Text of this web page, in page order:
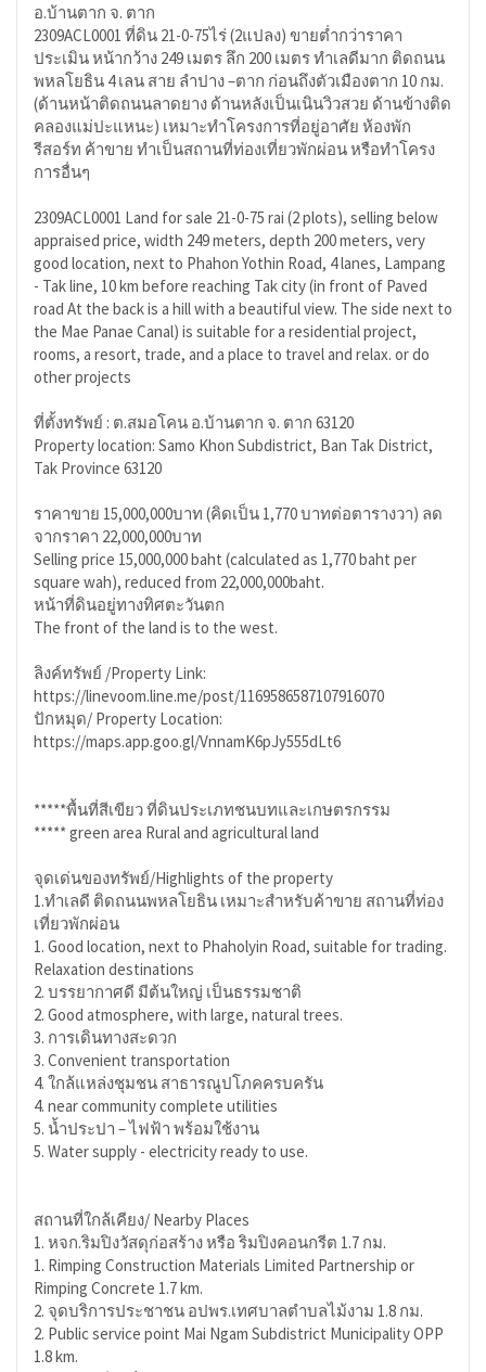
อ.บ้านตาก จ. ตาก
2309ACL0001 ที่ดิน 21-0-75ไร่ (2แปลง) ขายต่ำกว่าราคา
ประเมิน หน้ากว้าง 249 เมตร ลึก 200 เมตร ทำเลดีมาก ติดถนน
พหลโยธิน 4 เลน สาย ลำปาง –ตาก ก่อนถึงตัวเมืองตาก 10 กม.
(ด้านหน้าติดถนนลาดยาง ด้านหลังเป็นเนินวิวสวย ด้านข้างติด
คลองแม่ปะแหนะ) เหมาะทำโครงการที่อยู่อาศัย ห้องพัก
รีสอร์ท ค้าขาย ทำเป็นสถานที่ท่องเที่ยวพักผ่อน หรือทำโครง
การอื่นๆ
2309ACL0001 Land for sale 21-0-75 rai (2 plots), selling below
appraised price, width 249 meters, depth 200 meters, very
good location, next to Phahon Yothin Road, 4 lanes, Lampang
- Tak line, 10 km before reaching Tak city (in front of Paved
road At the back is a hill with a beautiful view. The side next to
the Mae Panae Canal) is suitable for a residential project,
rooms, a resort, trade, and a place to travel and relax. or do
other projects
ที่ตั้งทรัพย์ : ต.สมอโคน อ.บ้านตาก จ. ตาก 63120
Property location: Samo Khon Subdistrict, Ban Tak District,
Tak Province 63120
ราคาขาย 15,000,000บาท (คิดเป็น 1,770 บาทต่อตารางวา) ลด
จากราคา 22,000,000บาท
Selling price 15,000,000 baht (calculated as 1,770 baht per
square wah), reduced from 22,000,000baht.
หน้าที่ดินอยู่ทางทิศตะวันตก
The front of the land is to the west.
ลิงค์ทรัพย์ /Property Link:
https://linevoom.line.me/post/1169586587107916070
ปักหมุด/ Property Location:
https://maps.app.goo.gl/VnnamK6pJy555dLt6
*****พื้นที่สีเขียว ที่ดินประเภทชนบทและเกษตรกรรม
***** green area Rural and agricultural land
จุดเด่นของทรัพย์/Highlights of the property
1.ทำเลดี ติดถนนพหลโยธิน เหมาะสำหรับค้าขาย สถานที่ท่อง
เที่ยวพักผ่อน
1. Good location, next to Phaholyin Road, suitable for trading.
Relaxation destinations
2. บรรยากาศดี มีต้นใหญ่ เป็นธรรมชาติ
2. Good atmosphere, with large, natural trees.
3. การเดินทางสะดวก
3. Convenient transportation
4. ใกล้แหล่งชุมชน สาธารณูปโภคครบครัน
4. near community complete utilities
5. น้ำประปา – ไฟฟ้า พร้อมใช้งาน
5. Water supply - electricity ready to use.
สถานที่ใกล้เคียง/ Nearby Places
1. หจก.ริมปิงวัสดุก่อสร้าง หรือ ริมปิงคอนกรีต 1.7 กม.
1. Rimping Construction Materials Limited Partnership or
Rimping Concrete 1.7 km.
2. จุดบริการประชาชน อปพร.เทศบาลตำบลไม้งาม 1.8 กม.
2. Public service point Mai Ngam Subdistrict Municipality OPP
1.8 km.